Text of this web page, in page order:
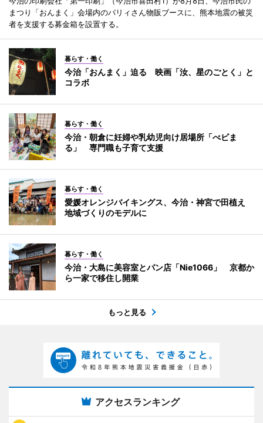
まつり「おんまく」会場内のバリィさん物販ブースに、熊本地震の被災
者を支援する募金箱を設置する。
暮らす・働く
今治「おんまく」迫る 映画「汝、星のごとく」と
コラボ
暮らす・働く
今治・朝倉に妊婦や乳幼児向け居場所「べビま
る」 専門職も子育て支援
暮らす・働く
愛媛オレンジバイキングス、今治・神宮で田植え
地域づくりのモデルに
暮らす・働く
今治・大島に美容室とパン店「Nie1066」 京都か
ら一家で移住し開業
もっと見る
アクセスランキング